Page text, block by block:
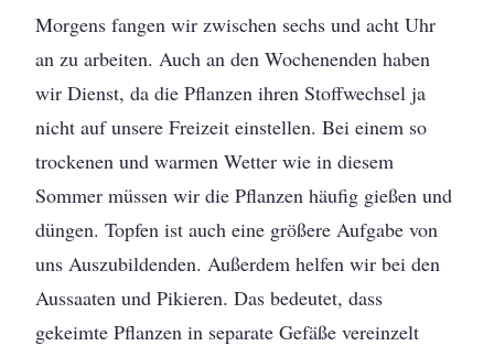
Morgens fangen wir zwischen sechs und acht Uhr
an zu arbeiten. Auch an den Wochenenden haben
wir Dienst, da die Pflanzen ihren Stoffwechsel ja
nicht auf unsere Freizeit einstellen. Bei einem so
trockenen und warmen Wetter wie in diesem
Sommer müssen wir die Pflanzen häufig gießen und
düngen. Topfen ist auch eine größere Aufgabe von
uns Auszubildenden. Außerdem helfen wir bei den
Aussaaten und Pikieren. Das bedeutet, dass
gekeimte Pflanzen in separate Gefäße vereinzelt